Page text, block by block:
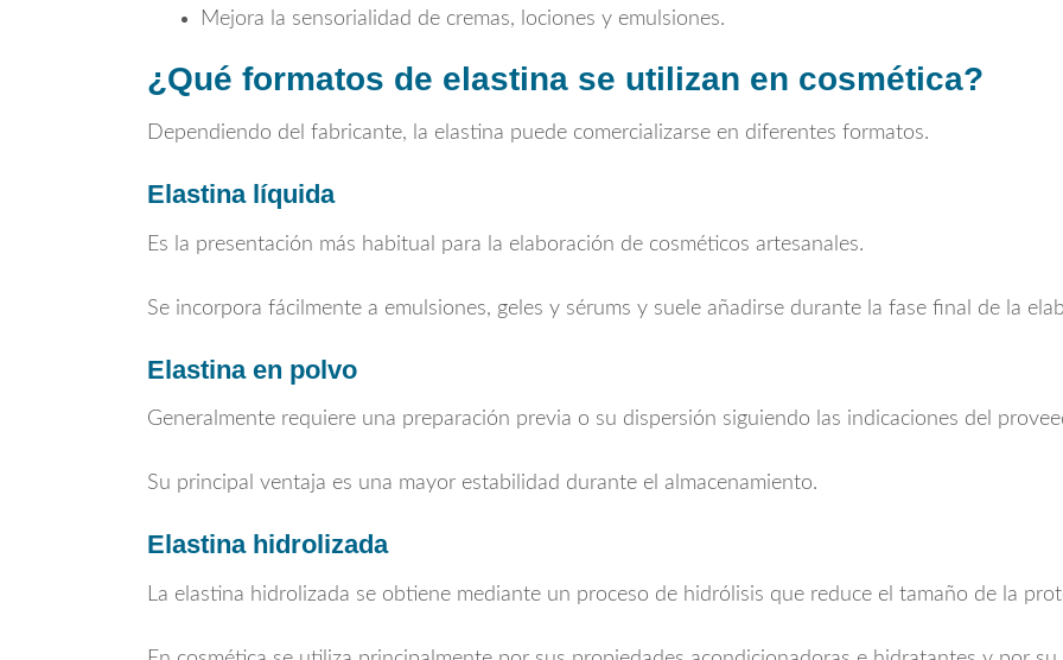
Mejora la sensorialidad de cremas, lociones y emulsiones.
¿Qué formatos de elastina se utilizan en cosmética?
Dependiendo del fabricante, la elastina puede comercializarse en diferentes formatos.
Elastina líquida
Es la presentación más habitual para la elaboración de cosméticos artesanales.
Se incorpora fácilmente a emulsiones, geles y sérums y suele añadirse durante la fase final de la
Elastina en polvo
Generalmente requiere una preparación previa o su dispersión siguiendo las indicaciones del
Su principal ventaja es una mayor estabilidad durante el almacenamiento.
Elastina hidrolizada
La elastina hidrolizada se obtiene mediante un proceso de hidrólisis que reduce el tamaño de la